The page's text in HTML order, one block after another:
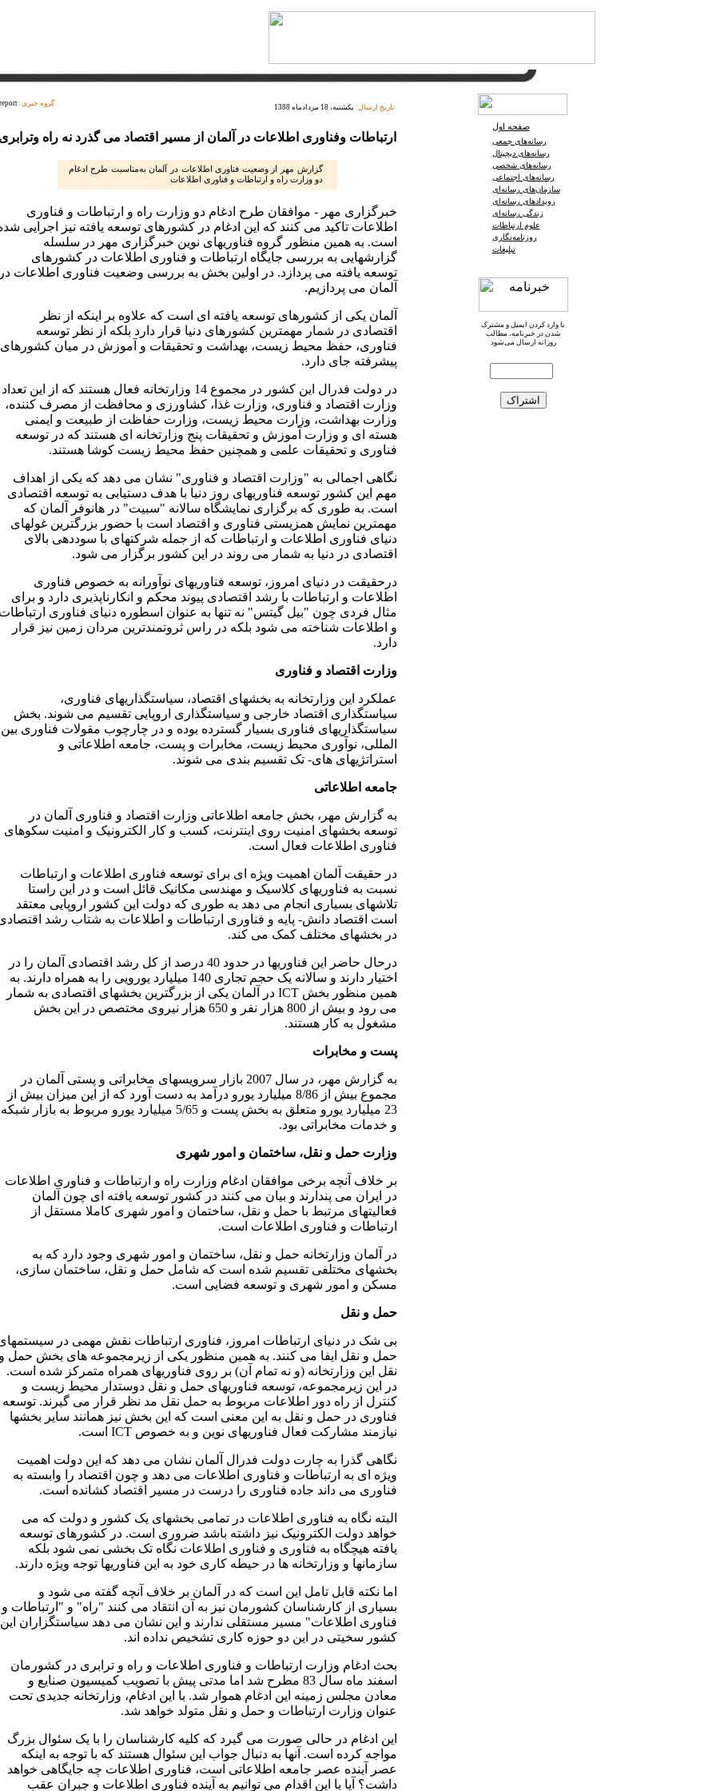
گروه خبری: تاریخ ارسال: یکشنبه، 18 مردادماه 1388
ارتباطات وفناوری اطلاعات در آلمان از مسیر اقتصاد می گذرد نه راه وترابری
گزارش مهر از وضعیت فناوری اطلاعات در آلمان به‌مناسبت طرح ادغام
دو وزارت راه و ارتباطات و فناوری اطلاعات
خبرگزاری مهر - موافقان طرح ادغام دو وزارت راه و ارتباطات و فناوری
اطلاعات تاکید می کنند که این ادغام در کشورهای توسعه یافته نیز اجرایی
است. به همین منظور گروه فناوریهای نوین خبرگزاری مهر در سلسله
گزارشهایی به بررسی جایگاه ارتباطات و فناوری اطلاعات در کشورهای
توسعه یافته می پردازد. در اولین بخش به بررسی وضعیت فناوری اطلاعات در
آلمان می پردازیم.
آلمان یکی از کشورهای توسعه یافته ای است که علاوه بر اینکه از نظر
اقتصادی در شمار مهمترین کشورهای دنیا قرار دارد بلکه از نظر توسعه
فناوری، حفظ محیط زیست، بهداشت و تحقیقات و آموزش در میان کشورهای
پیشرفته جای دارد.
در دولت فدرال این کشور در مجموع 14 وزارتخانه فعال هستند که از این تعداد
وزارت اقتصاد و فناوری، وزارت غذا، کشاورزی و محافظت از مصرف کننده،
وزارت بهداشت، وزارت محیط زیست، وزارت حفاظت از طبیعت و ایمنی
هسته ای و وزارت آموزش و تحقیقات پنج وزارتخانه ای هستند که در توسعه
فناوری و تحقیقات علمی و همچنین حفظ محیط زیست کوشا هستند.
نگاهی اجمالی به "وزارت اقتصاد و فناوری" نشان می دهد که یکی از اهداف
مهم این کشور توسعه فناوریهای روز دنیا با هدف دستیابی به توسعه اقتصادی
است. به طوری که برگزاری نمایشگاه سالانه "سبیت" در هانوفر آلمان که
مهمترین نمایش همزیستی فناوری و اقتصاد است با حضور بزرگترین غولهای
دنیای فناوری اطلاعات و ارتباطات که از جمله شرکتهای با سوددهی بالای
اقتصادی در دنیا به شمار می روند در این کشور برگزار می شود.
درحقیقت در دنیای امروز، توسعه فناوریهای نوآورانه به خصوص فناوری
اطلاعات و ارتباطات با رشد اقتصادی پیوند محکم و انکارناپذیری دارد و برای
مثال فردی چون "بیل گیتس" نه تنها به عنوان اسطوره دنیای فناوری ارتباطات
و اطلاعات شناخته می شود بلکه در راس ثروتمندترین مردان زمین نیز قرار
دارد.
وزارت اقتصاد و فناوری
عملکرد این وزارتخانه به بخشهای اقتصاد، سیاستگذاریهای فناوری،
سیاستگذاری اقتصاد خارجی و سیاستگذاری اروپایی تقسیم می شوند. بخش
سیاستگذاریهای فناوری بسیار گسترده بوده و در چارچوب مقولات فناوری بین
المللی، نوآوری محیط زیست، مخابرات و پست، جامعه اطلاعاتی و
استراتژیهای های- تک تقسیم بندی می شوند.
جامعه اطلاعاتی
به گزارش مهر، بخش جامعه اطلاعاتی وزارت اقتصاد و فناوری آلمان در
توسعه بخشهای امنیت روی اینترنت، کسب و کار الکترونیک و امنیت سکوهای
فناوری اطلاعات فعال است.
در حقیقت آلمان اهمیت ویژه ای برای توسعه فناوری اطلاعات و ارتباطات
نسبت به فناوریهای کلاسیک و مهندسی مکانیک قائل است و در این راستا
تلاشهای بسیاری انجام می دهد به طوری که دولت این کشور اروپایی معتقد
است اقتصاد دانش- پایه و فناوری ارتباطات و اطلاعات به شتاب رشد
در بخشهای مختلف کمک می کند.
درحال حاضر این فناوریها در حدود 40 درصد از کل رشد اقتصادی آلمان را در
اختیار دارند و سالانه یک حجم تجاری 140 میلیارد یورویی را به همراه دارند. به
همین منظور بخش ICT در آلمان یکی از بزرگترین بخشهای اقتصادی به شمار
می رود و بیش از 800 هزار نفر و 650 هزار نیروی مختصص در این بخش
مشغول به کار هستند.
پست و مخابرات
به گزارش مهر، در سال 2007 بازار سرویسهای مخابراتی و پستی آلمان در
مجموع بیش از 8/86 میلیارد یورو درآمد به دست آورد که از این میزان بیش از
23 میلیارد یورو متعلق به بخش پست و 5/65 میلیارد یورو مربوط به بازار شبکه
و خدمات مخابراتی بود.
وزارت حمل و نقل، ساختمان و امور شهری
بر خلاف آنچه برخی موافقان ادغام وزارت راه و ارتباطات و فناوری اطلاعات
در ایران می پندارند و بیان می کنند در کشور توسعه یافته ای چون آلمان
فعالیتهای مرتبط با حمل و نقل، ساختمان و امور شهری کاملا مستقل از
ارتباطات و فناوری اطلاعات است.
در آلمان وزارتخانه حمل و نقل، ساختمان و امور شهری وجود دارد که به
بخشهای مختلفی تقسیم شده است که شامل حمل و نقل، ساختمان سازی،
مسکن و امور شهری و توسعه فضایی است.
حمل و نقل
بی شک در دنیای ارتباطات امروز، فناوری ارتباطات نقش مهمی در
حمل و نقل ایفا می کنند. به همین منظور یکی از زیرمجموعه های بخش حمل و
نقل این وزارتخانه (و نه تمام آن) بر روی فناوریهای همراه متمرکز شده است.
در این زیرمجموعه، توسعه فناوریهای حمل و نقل دوستدار محیط زیست و
کنترل از راه دور اطلاعات مربوط به حمل نقل مد نظر قرار می گیرند. توسعه
فناوری در حمل و نقل به این معنی است که این بخش نیز همانند سایر بخشها
نیازمند مشارکت فعال فناوریهای نوین و به خصوص ICT است.
نگاهی گذرا به چارت دولت فدرال آلمان نشان می دهد که این دولت اهمیت
ویژه ای به ارتباطات و فناوری اطلاعات می دهد و چون اقتصاد را وابسته به
فناوری می داند جاده فناوری را درست در مسیر اقتصاد کشانده است.
البته نگاه به فناوری اطلاعات در تمامی بخشهای یک کشور و دولت که می
خواهد دولت الکترونیک نیز داشته باشد ضروری است. در کشورهای توسعه
یافته هیچگاه به فناوری و فناوری اطلاعات نگاه تک بخشی نمی شود بلکه
سازمانها و وزارتخانه ها در حیطه کاری خود به این فناوریها توجه ویژه دارند.
اما نکته قابل تامل این است که در آلمان بر خلاف آنچه گفته می شود و
بسیاری از کارشناسان کشورمان نیز به آن انتقاد می کنند "راه" و "ارتباطات و
فناوری اطلاعات" مسیر مستقلی ندارند و این نشان می دهد سیاستگزاران این
کشور سخیتی در این دو حوزه کاری تشخیص نداده اند.
بحث ادغام وزارت ارتباطات و فناوری اطلاعات و راه و ترابری در کشورمان
اسفند ماه سال 83 مطرح شد اما مدتی پیش با تصویب کمیسیون صنایع و
معادن مجلس زمینه این ادغام هموار شد. با این ادغام، وزارتخانه جدیدی تحت
عنوان وزارت ارتباطات و حمل و نقل متولد خواهد شد.
این ادغام در حالی صورت می گیرد که کلیه کارشناسان را با یک سئوال بزرگ
مواجه کرده است. آنها به دنبال جواب این سئوال هستند که با توجه به اینکه
عصر آینده عصر جامعه اطلاعاتی است، فناوری اطلاعات چه جایگاهی خواهد
داشت؟ آیا با این اقدام می توانیم به آینده فناوری اطلاعات و جبران عقب
صفحه اول
رسانه‌های جمعی
رسانه‌های دیجیتال
رسانه‌های شخصی
رسانه‌های اجتماعی
سازمان‌های رسانه‌ای
رویدادهای رسانه‌ای
زندگی رسانه‌ای
علوم ارتباطات
روزنامه‌نگاری
تبلیغات
با وارد کردن ایمیل و مشترک
شدن در خبرنامه، مطالب
روزانه ارسال می‌شود